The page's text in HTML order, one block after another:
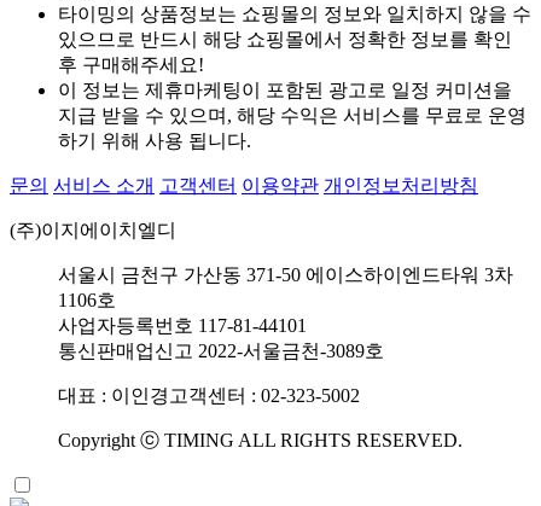
타이밍의 상품정보는 쇼핑몰의 정보와 일치하지 않을 수
있으므로 반드시 해당 쇼핑몰에서 정확한 정보를 확인
후 구매해주세요!
이 정보는 제휴마케팅이 포함된 광고로 일정 커미션을
지급 받을 수 있으며, 해당 수익은 서비스를 무료로 운영
하기 위해 사용 됩니다.
문의 서비스 소개 고객센터 이용약관 개인정보처리방침
(주)이지에이치엘디
서울시 금천구 가산동 371-50 에이스하이엔드타워 3차
1106호
사업자등록번호 117-81-44101
통신판매업신고 2022-서울금천-3089호
대표 : 이인경 고객센터 : 02-323-5002
Copyright ⓒ TIMING ALL RIGHTS RESERVED.